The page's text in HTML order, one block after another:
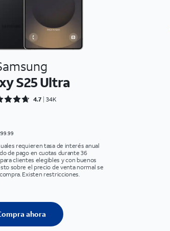
S25 Ultra
Rated 4.7094 out of 5
4.7 34K
requieren tasa de interés anual
de pago en cuotas durante 36
clientes elegibles y con buenos
sobre el precio de venta normal se
Existen restricciones.
ahora